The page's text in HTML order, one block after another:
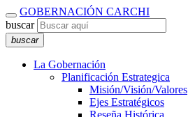
GOBERNACIÓN CARCHI
buscar
buscar
La Gobernación
Planificación Estrategica
Misión/Visión/Valores
Ejes Estratégicos
Reseña Histórica